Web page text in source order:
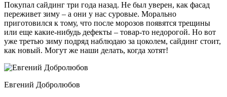
Покупал сайдинг три года назад. Не был уверен, как фасад
переживет зиму – а они у нас суровые. Морально
приготовился к тому, что после морозов появятся трещины
или еще какие-нибудь дефекты – товар-то недорогой. Но вот
уже третью зиму подряд наблюдаю за цоколем, сайдинг стоит,
как новый. Могут же наши делать, когда хотят!
Евгений Добролюбов